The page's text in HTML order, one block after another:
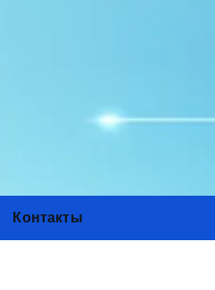
Контакты